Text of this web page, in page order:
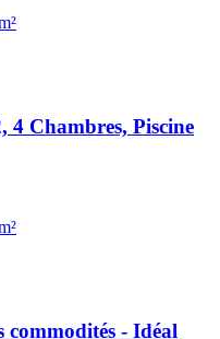
4 Chambres, Piscine
commodités - Idéal